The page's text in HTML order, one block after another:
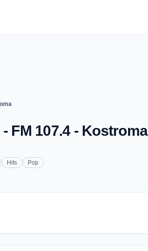
FM 107.4 - Kostroma
Hits Pop